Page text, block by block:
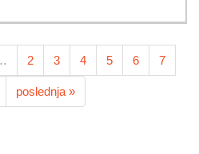
2 3 4 5 6 7
poslednja »